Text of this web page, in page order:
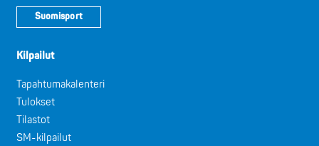
Suomisport
Kilpailut
Tapahtumakalenteri
Tulokset
Tilastot
SM-kilpailut